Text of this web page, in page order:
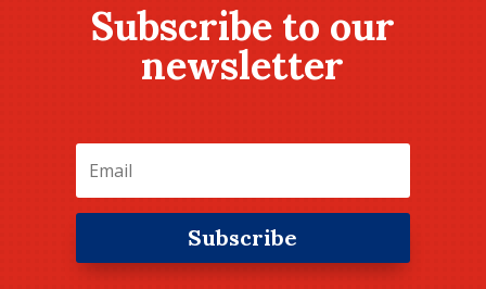
Subscribe to our
newsletter
Subscribe